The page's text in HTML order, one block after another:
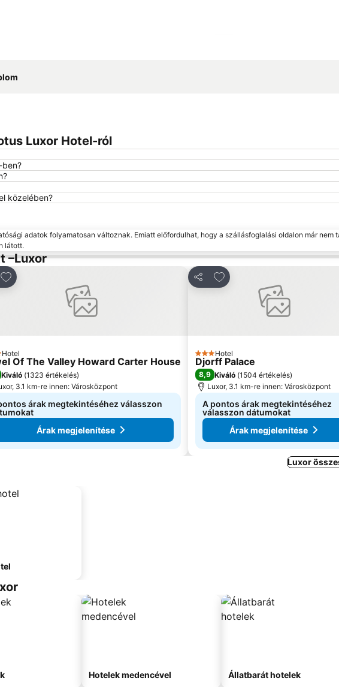
Luxor Hotel-ról
közelében?
adatok folyamatosan változnak. Emiatt előfordulhat, hogy a szállásfoglalási oldalon már nem
látott.
–Luxor
Hozzáadás a kedvencekhez
Hotel
Of The Valley Howard Carter House
Kiváló (1323 értékelés)
3.1 km-re innen: Városközpont
árak megtekintéséhez válasszon
Árak megjelenítése
Megosztás
Hozzáadás a kedvencekhez
3 Kategória
Hotel
Djorff Palace
8,9 Kiváló (1504 értékelés)
Luxor, 3.1 km-re innen: Városközpont
A pontos árak megtekintéséhez
válasszon dátumokat
Árak megjelenítése
Luxor
Hotelek medencével Állatbarát hotelek